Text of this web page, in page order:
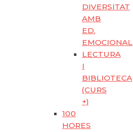
DIVERSITAT
AMB
ED.
EMOCIONAL
LECTURA
I
BIBLIOTECA
(CURS
+)
100
HORES